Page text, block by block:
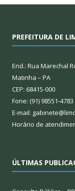
PREFEITURA DE
End.: Rua Marechal
Matinha – PA
CEP: 68415-000
Fone: (91) 98551-4783
E-mail:
Horário de
ÚLTIMAS